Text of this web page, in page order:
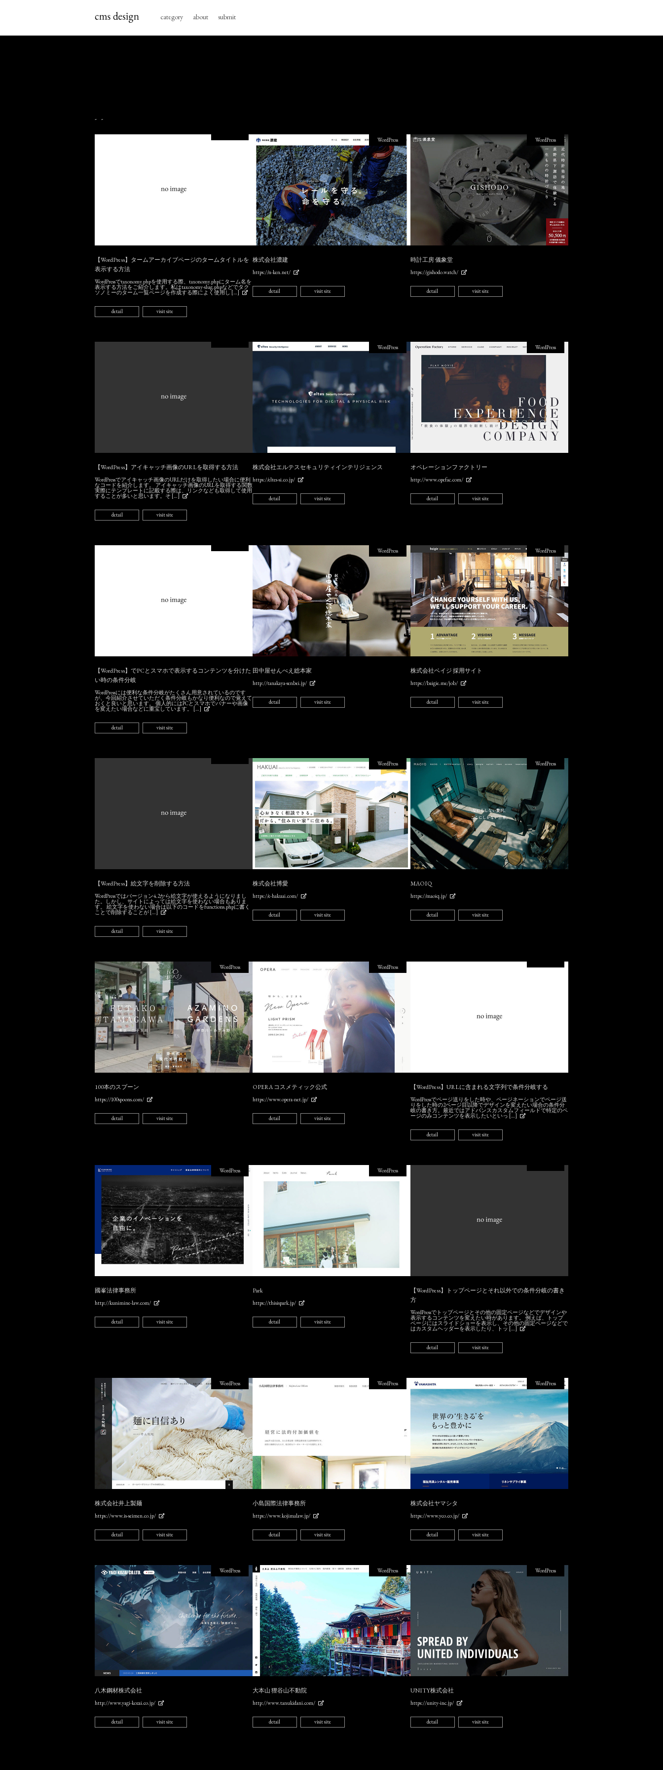
category about submit
- -
【WordPress】タームアーカイブページのタームタイトルを
表示する方法
WordPressでtaxonomy.phpを使用する際、taxonomy.phpにターム名を
表示する方法をご紹介します。私はtaxonomy-slug.phpなどでタク
ソノミーのターム一覧ページを作成する際によく使用し […]
detail visit site
株式会社濃建
https://n-ken.net/
WordPress
detail visit site
時計工房 儀象堂
https://gishodo.watch/
WordPress
detail visit site
【WordPress】アイキャッチ画像のURLを取得する方法
WordPressでアイキャッチ画像のURLだけを取得したい場合に便利
なコードを紹介します。 アイキャッチ画像のURLを取得する関数
実際にテンプレートに記載する際は、リンクなども取得して使用
することが多いと思います。そ […]
detail visit site
株式会社エルテスセキュリティインテリジェンス
https://eltes-si.co.jp/
WordPress
detail visit site
オペレーションファクトリー
http://www.opefac.com/
WordPress
detail visit site
【WordPress】でPCとスマホで表示するコンテンツを分けた
い時の条件分岐
WordPressには便利な条件分岐がたくさん用意されているのです
が、今回紹介させていただく条件分岐もかなり便利なので覚えて
おくと良いと思います。 個人的にはPCとスマホでバナーや画像
を変えたい場合などに重宝しています。 […]
detail visit site
田中屋せんべえ総本家
http://tanakaya-senbei.jp/
WordPress
detail visit site
株式会社ベイジ 採用サイト
https://baigie.me/job/
WordPress
detail visit site
【WordPress】絵文字を削除する方法
WordPressではバージョン4.2から絵文字が使えるようになりまし
た。しかし、サイトによっては絵文字を使わない場合もありま
す。 絵文字を使わない場合は以下のコードをfunctions.phpに書く
ことで削除することが […]
detail visit site
株式会社博愛
https://e-hakuai.com/
WordPress
detail visit site
MAOIQ
https://maoiq.jp/
WordPress
detail visit site
100本のスプーン
https://100spoons.com/
WordPress
detail visit site
OPERA コスメティック公式
https://www.opera-net.jp/
WordPress
detail visit site
【WordPress】URLに含まれる文字列で条件分岐する
WordPressでページ送りをした時や、ページネーションでページ送
りをした時の2ページ目以降でデザインを変えたい場合の条件分
岐の書き方。最近ではアドバンスカスタムフィールドで特定のペ
ージのみコンテンツを表示したいといっ […]
detail visit site
國峯法律事務所
http://kunimine-law.com/
WordPress
detail visit site
Park
https://thisispark.jp/
WordPress
detail visit site
【WordPress】トップページとそれ以外での条件分岐の書き
方
WordPressでトップページとその他の固定ページなどでデザインや
表示するコンテンツを変えたい時があります。 例えば、トップ
ページにはスライドショーを表示し、その他の固定ページなどで
はカスタムヘッダーを表示したり、トッ […]
detail visit site
株式会社井上製麺
https://www.is-seimen.co.jp/
WordPress
detail visit site
小島国際法律事務所
https://www.kojimalaw.jp/
WordPress
detail visit site
株式会社ヤマシタ
https://www.yco.co.jp/
WordPress
detail visit site
八木鋼材株式会社
http://www.yagi-kozai.co.jp/
WordPress
detail visit site
大本山 狸谷山不動院
http://www.tanukidani.com/
WordPress
detail visit site
UNITY株式会社
https://unity-inc.jp/
WordPress
detail visit site